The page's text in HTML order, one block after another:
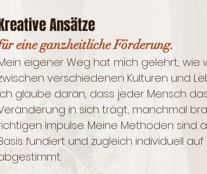
Ansätze
eine ganzheitliche Förderung.
eigener Weg ​​​hat mich gelehrt, wie
verschiedenen ​​​Kulturen und
glaube daran, dass jeder Mensch
in sich trägt, manchmal
Impulse. Meine Methoden sind
fundiert und zugleich individuell